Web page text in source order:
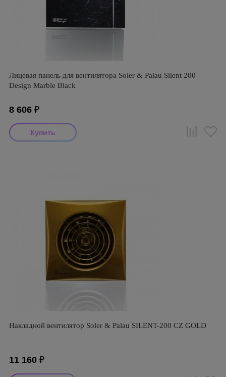
Лицевая панель для вентилятора Soler & Palau Silent 200
Design Marble Black
8 606 ₽
Накладной вентилятор Soler & Palau SILENT-200 CZ GOLD
11 160 ₽